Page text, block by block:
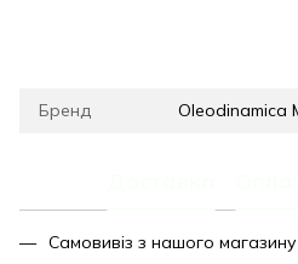
Бренд Oleodinamica
Самовивіз з нашого